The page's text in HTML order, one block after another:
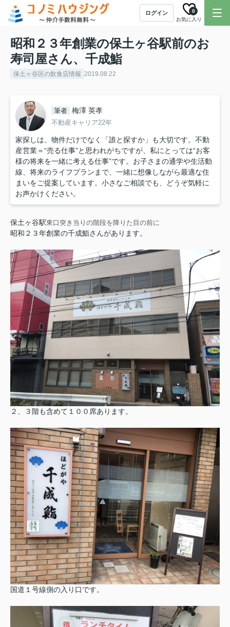
ログイン
お気に入り
0
昭和２３年創業の保土ヶ谷駅前のお
寿司屋さん、千成鮨
保土ヶ谷区の飲食店情報 2019.08.22
筆者 梅澤 英孝
不動産キャリア22年
家探しは、物件だけでなく「誰と探すか」も大切です。不動
産営業＝“売る仕事”と思われがちですが、私にとっては“お客
様の将来を一緒に考える仕事”です。お子さまの通学や生活動
線、将来のライフプランまで、一緒に想像しながら最適な住
まいをご提案しています。小さなご相談でも、どうぞ気軽に
お声かけください。
保土ヶ谷駅東口突き当りの階段を降りた目の前に
昭和２３年創業の千成鮨さんがあります。
２、３階も含めて１００席あります。
国道１号線側の入り口です。